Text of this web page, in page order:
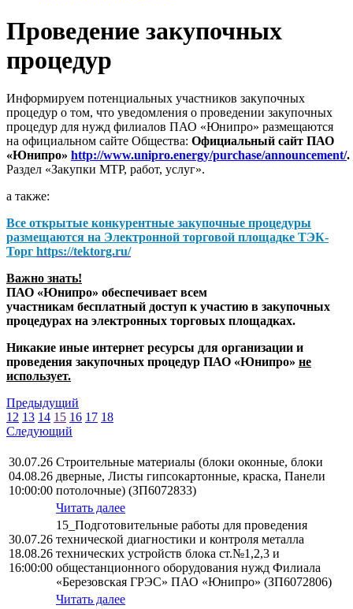
Проведение закупочных
процедур
Информируем потенциальных участников закупочных
процедур о том, что уведомления о проведении закупочных
процедур для нужд филиалов ПАО «Юнипро» размещаются
на официальном сайте Общества: Официальный сайт ПАО
«Юнипро» http://www.unipro.energy/purchase/announcement/.
Раздел «Закупки МТР, работ, услуг».
а также:
Все открытые конкурентные закупочные процедуры
размещаются на Электронной торговой площадке ТЭК-
Торг https://tektorg.ru/
Важно знать!
ПАО «Юнипро» обеспечивает всем
участникам бесплатный доступ к участию в закупочных
процедурах на электронных торговых площадках.
Никакие иные интернет ресурсы для организации и
проведения закупочных процедур ПАО «Юнипро» не
использует.
Предыдущий
12 13 14 15 16 17 18
Следующий
30.07.26
04.08.26
10:00:00
Строительные материалы (блоки оконные, блоки
дверные, Листы гипсокартонные, краска, Панели
потолочные) (ЗП6072833)
Читать далее
30.07.26
18.08.26
16:00:00
15_Подготовительные работы для проведения
технической диагностики и контроля металла
технических устройств блока ст.№1,2,3 и
общестанционного оборудования нужд Филиала
«Березовская ГРЭС» ПАО «Юнипро» (ЗП6072806)
Читать далее